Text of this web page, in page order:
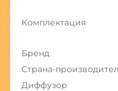
Комплектация
Бренд
Страна-
Диффузор